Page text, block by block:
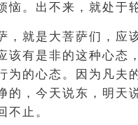
恼。出不来，就处于
，就是大菩萨们，应
该有是非的这种心态
为的心态。因为凡夫
的，今天说东，明天
不止。